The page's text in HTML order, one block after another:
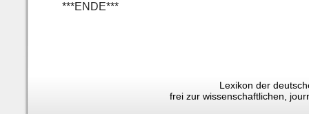
***ENDE***
Lexikon der
frei zur wissenschaftlichen,